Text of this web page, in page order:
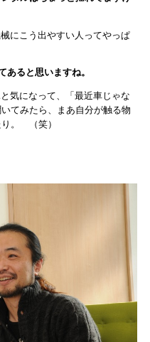
にこう出やすい人ってやっぱ
あると思いますね。
気になって、「最近車じゃな
てみたら、まあ自分が触る物
。 （笑）